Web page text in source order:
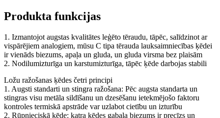
Produkta funkcijas
1. Izmantojot augstas kvalitātes leģēto tēraudu, tāpēc, salīdzinot ar
vispārējiem analogiem, mūsu C tipa tērauda lauksaimniecības ķēdei
ir vienāds biezums, apaļa un gluda, un gluda virsma bez plaisām
2. Nodilumizturīga un karstumizturīga, tāpēc ķēde darbojas stabili
Ložu ražošanas ķēdes četri principi
1. Augsti standarti un stingra ražošana: Pēc augsta standarta un
stingras visu metāla sildīšanu un dzesēšanu ietekmējošo faktoru
kontroles termiskā apstrāde var uzlabot cietību un izturību
2. Rūpnieciskā ķēde: katra ķēdes gabala biezums ir precīzs un